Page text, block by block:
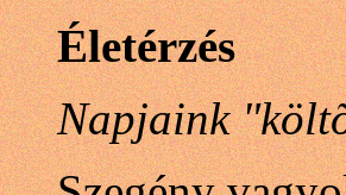
Életérzés
Napjaink